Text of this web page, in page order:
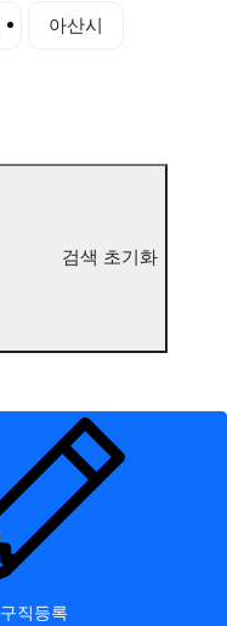
아산시
검색 초기화
구직등록